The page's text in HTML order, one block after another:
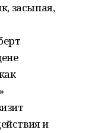
засыпая,
и